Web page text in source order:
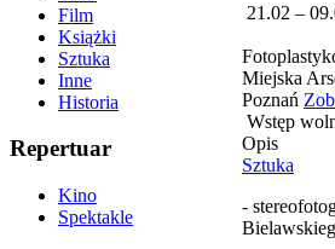
Film
Książki
Sztuka
Inne
Historia
Repertuar
Kino
Spektakle
21.02 –
Miejska
Poznań
Wstęp
Opis
Sztuka
-